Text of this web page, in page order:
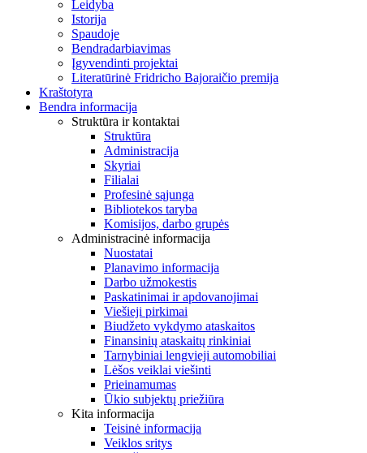
Leidyba
Istorija
Spaudoje
Bendradarbiavimas
Įgyvendinti projektai
Literatūrinė Fridricho Bajoraičio premija
Kraštotyra
Bendra informacija
Struktūra ir kontaktai
Struktūra
Administracija
Skyriai
Filialai
Profesinė sąjunga
Bibliotekos taryba
Komisijos, darbo grupės
Administracinė informacija
Nuostatai
Planavimo informacija
Darbo užmokestis
Paskatinimai ir apdovanojimai
Viešieji pirkimai
Biudžeto vykdymo ataskaitos
Finansinių ataskaitų rinkiniai
Tarnybiniai lengvieji automobiliai
Lėšos veiklai viešinti
Prieinamumas
Ūkio subjektų priežiūra
Kita informacija
Teisinė informacija
Veiklos sritys